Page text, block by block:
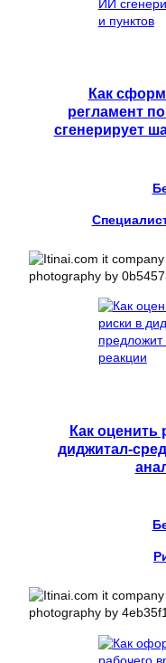
Как
регламент
сгенерирует
Как оценить
диджитал-